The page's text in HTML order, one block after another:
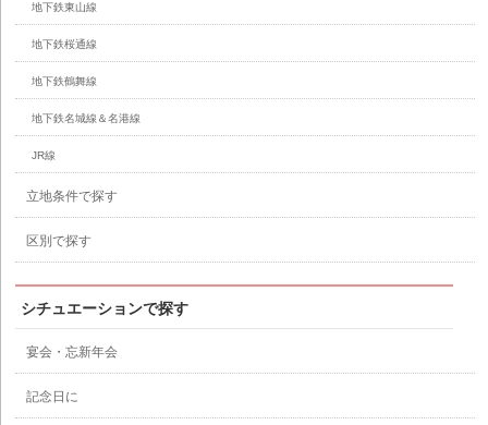
地下鉄東山線
地下鉄桜通線
地下鉄鶴舞線
地下鉄名城線＆名港線
JR線
立地条件で探す
区別で探す
シチュエーションで探す
宴会・忘新年会
記念日に